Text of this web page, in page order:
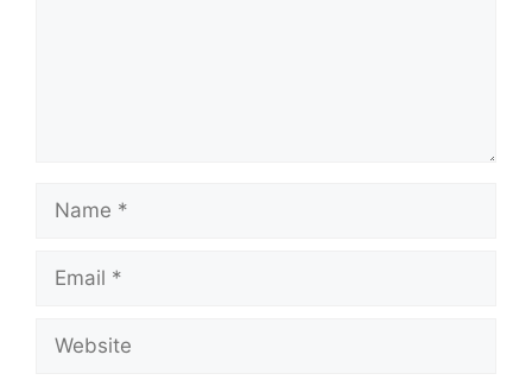
Name
Email
Website